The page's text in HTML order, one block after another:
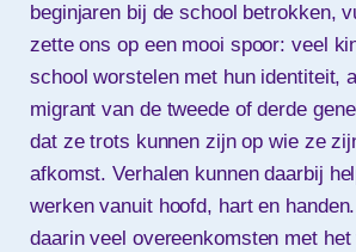
beginjaren bij de school betrokken,
zette ons op een mooi spoor: veel
school worstelen met hun identiteit,
migrant van de tweede of derde
dat ze trots kunnen zijn op wie ze
afkomst. Verhalen kunnen daarbij
werken vanuit hoofd, hart en
daarin veel overeenkomsten met